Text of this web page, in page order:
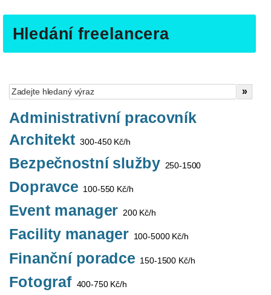
Hledání freelancera
Administrativní pracovník
Architekt 300-450 Kč/h
Bezpečnostní služby 250-1500
Dopravce 100-550 Kč/h
Event manager 200 Kč/h
Facility manager 100-5000 Kč/h
Finanční poradce 150-1500 Kč/h
Fotograf 400-750 Kč/h